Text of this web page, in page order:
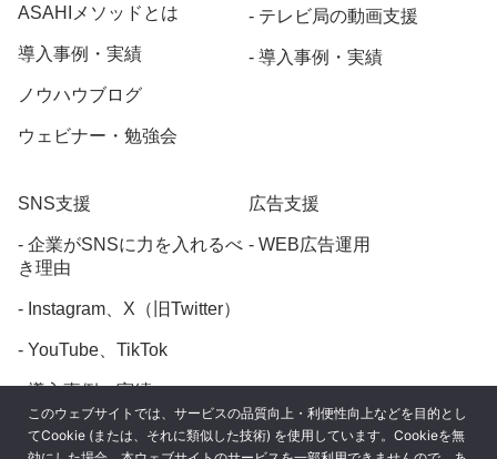
ASAHIメソッドとは
導入事例・実績
ノウハウブログ
ウェビナー・勉強会
SNS支援
企業がSNSに力を入れるべ
き理由
Instagram、X（旧Twitter）
YouTube、TikTok
導入事例・実績
テレビ局の動画支援
導入事例・実績
広告支援
WEB広告運用
このウェブサイトでは、サービスの品質向上・利便性向上などを目的とし
てCookie (または、それに類似した技術) を使用しています。Cookieを無